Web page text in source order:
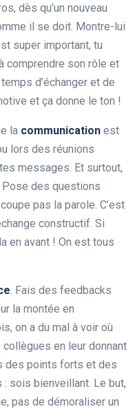
dès qu’un nouveau
il se doit. Montre-lui
super important, tu
comprendre son rôle et
d’échanger et de
et ça donne le ton !
la communication est
lors des réunions
messages. Et surtout,
Pose des questions
pas la parole. C’est
constructif. Si
en avant ! On est tous
. Fais des feedbacks
la montée en
on a du mal à voir où
en leur donnant
des points forts et des
: sois bienveillant. Le but,
pas de démoraliser un